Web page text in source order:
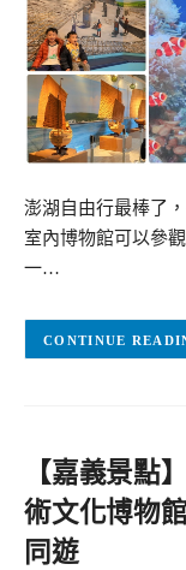
澎湖自由行最棒了
室內博物館可以參
一…
CONTINUE
【嘉義景點
術文化博物
同遊